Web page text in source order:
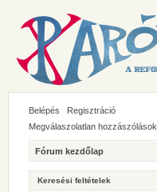
Belépés
Regisztráció
Megválaszolatlan hozzászólások
Fórum kezdőlap
Keresési feltételek